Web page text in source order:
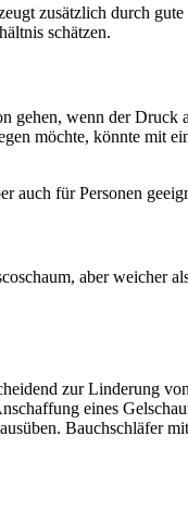
zusätzlich durch
schätzen.
wenn der
möchte, könnte mit
auch für Personen
aber
zur Linderung
eines
Bauchschläfer